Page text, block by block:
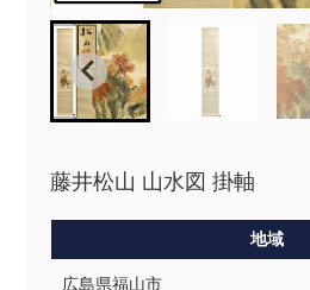
藤井松山 山水図 掛軸
地域
広島県福山市